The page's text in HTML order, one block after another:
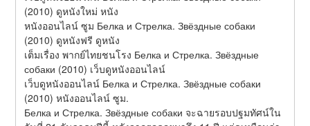
(2010) ดูหนังใหม่ หนัง
หนังออนไลน์ ซูม Белка и Стрелка. Звёздные собаки
(2010) ดูหนังฟรี ดูหนัง
เต็มเรื่อง พากย์ไทยชนโรง Белка и Стрелка. Звёздные
собаки (2010) เว็บดูหนังออนไลน์
เว็บดูหนังออนไลน์ Белка и Стрелка. Звёздные собаки
(2010) หนังออนไลน์ ซูม.
Белка и Стрелка. Звёздные собаки จะฉายรอบปฐมทัศน์ใน